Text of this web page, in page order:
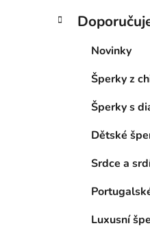
Novinky
Šperky z
Šperky s
Dětské
Srdce a
Luxusní